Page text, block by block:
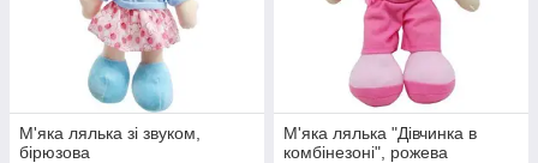
М'яка лялька зі звуком,
бірюзова
М'яка лялька "Дівчинка в
комбінезоні", рожева